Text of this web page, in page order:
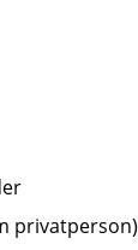
privatperson)